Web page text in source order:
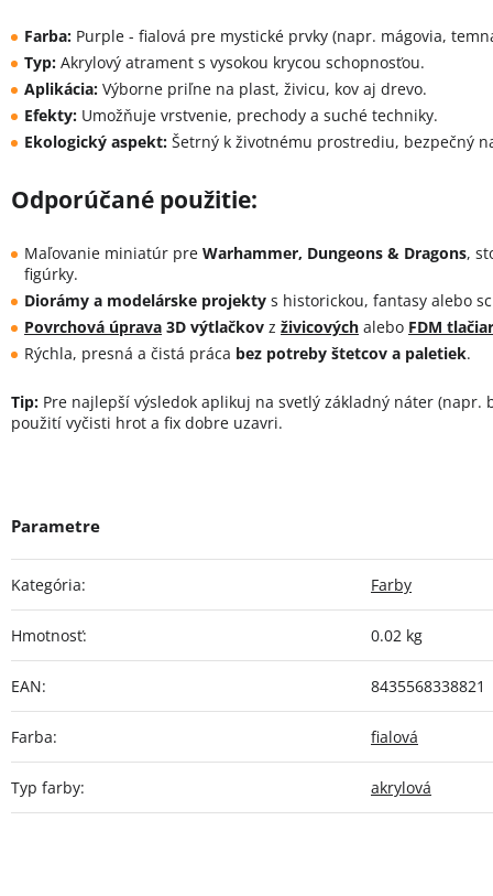
Farba: Purple - fialová pre mystické prvky (napr. mágovia,
Typ: Akrylový atrament s vysokou krycou schopnosťou.
Aplikácia: Výborne priľne na plast, živicu, kov aj drevo.
Efekty: Umožňuje vrstvenie, prechody a suché techniky.
Ekologický aspekt: Šetrný k životnému prostrediu, bezpečný
Odporúčané použitie:
Maľovanie miniatúr pre Warhammer, Dungeons & Dragons,
figúrky.
Diorámy a modelárske projekty s historickou, fantasy alebo
Povrchová úprava 3D výtlačkov z živicových alebo FDM
Rýchla, presná a čistá práca bez potreby štetcov a paletiek.
Tip: Pre najlepší výsledok aplikuj na svetlý základný náter (napr.
použití vyčisti hrot a fix dobre uzavri.
Kategória: Farby
Hmotnosť: 0.02 kg
EAN: 8435568338821
Farba: fialová
Typ farby: akrylová